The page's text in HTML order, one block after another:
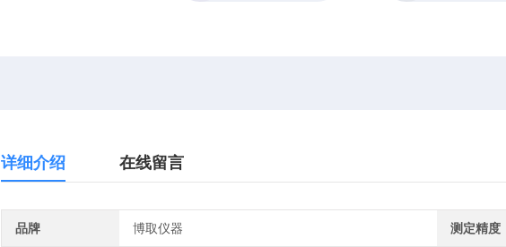
详细介绍 在线留言
品牌 博取仪器 测定精度